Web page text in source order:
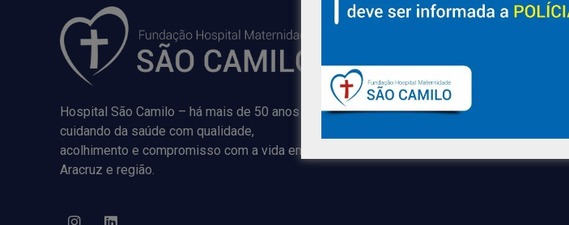
Hospital São Camilo – há mais de 50 anos
cuidando da saúde com qualidade,
acolhimento e compromisso com a vida em
Aracruz e região.
Sobre
Políticas e Normas
Trabalhe Conosco
Blog